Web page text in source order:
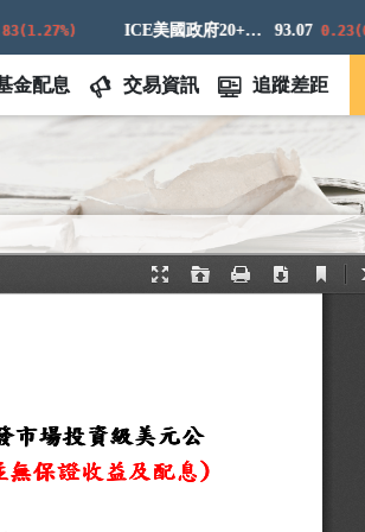
ICE美國政府20+年期債券指數 93.07
金配息 交易資訊 追蹤差距